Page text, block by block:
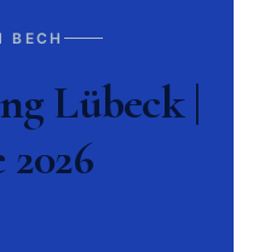
BECH
Lübeck |